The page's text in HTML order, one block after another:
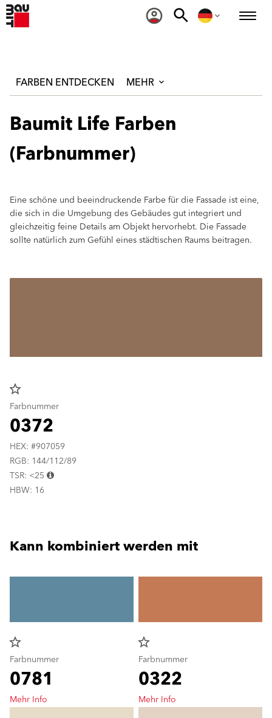
FARBEN ENTDECKEN MEHR
Baumit Life Farben
(Farbnummer)
Eine schöne und beeindruckende Farbe für die Fassade ist eine,
die sich in die Umgebung des Gebäudes gut integriert und
gleichzeitig feine Details am Objekt hervorhebt. Die Fassade
sollte natürlich zum Gefühl eines städtischen Raums beitragen.
star_border
Farbnummer
0372
HEX: #907059
RGB: 144/112/89
TSR: <25
HBW: 16
Kann kombiniert werden mit
star_border
Farbnummer
0781
Mehr Info
star_border
Farbnummer
0322
Mehr Info